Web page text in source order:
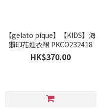
【gelato pique】【KIDS】海
獺印花連衣裙 PKCO232418
HK$370.00